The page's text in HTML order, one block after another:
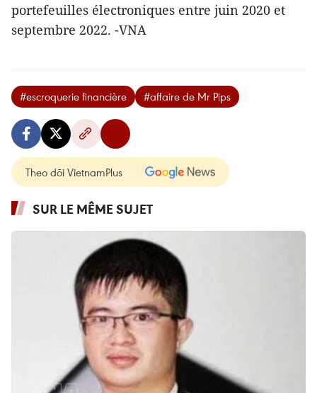
portefeuilles électroniques entre juin 2020 et
septembre 2022. -VNA
#escroquerie financière #affaire de Mr Pips
Theo dõi VietnamPlus
SUR LE MÊME SUJET